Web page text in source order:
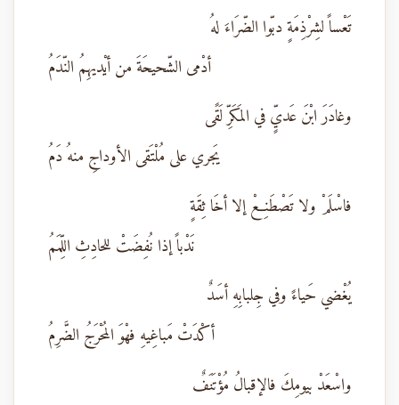
تَعْساً لشِرْذِمَةٍ دبّوا الضّرَاءَ لهُ
أدْمى الشّحيحَةَ من أيْديهِمُ النّدَمُ
وغادَرَ ابْنَ عَديٍّ في المَكَرِّ لَقًى
يَجري على مُلْتَقى الأوداجِ منهُ دَمُ
فاسْلَمْ ولا تَصْطَنِعْ إلا أخَا ثِقَةٍ
نَدْباً إذا نُفِضَتْ للحادِثِ اللِّمَمُ
يُغْضي حَياءً وفي جِلبابِهِ أسَدٌ
أكْدَتْ مَباغِيهِ فهْوَ المُحْرَجُ الضَّرِمُ
واسْعَدْ بيومِكَ فالإقبالُ مُؤْتَنَفٌ